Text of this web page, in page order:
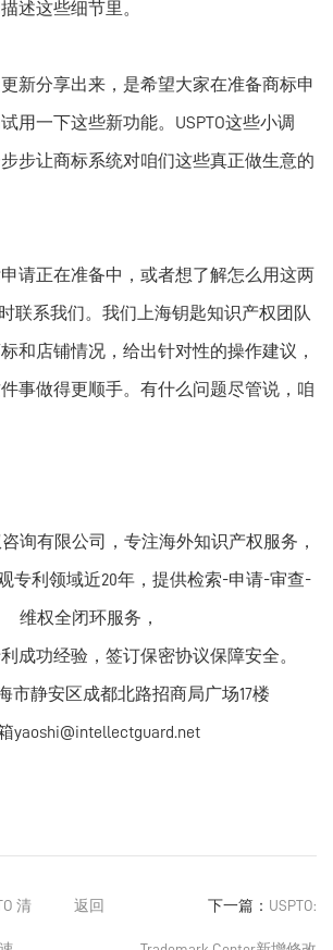
述这些细节里。
新分享出来，是希望大家在准备商标申
用一下这些新功能。USPTO这些小调
步让商标系统对咱们这些真正做生意的
请正在准备中，或者想了解怎么用这两
联系我们。我们上海钥匙知识产权团队
和店铺情况，给出针对性的操作建议，
事做得更顺手。有什么问题尽管说，咱
询有限公司，专注海外知识产权服务，
专利领域近20年，提供检索-申请-审查-
维权全闭环服务，
成功经验，签订保密协议保障安全。
市静安区成都北路招商局广场17楼
yaoshi@intellectguard.net
清 返回 下一篇： USPTO: